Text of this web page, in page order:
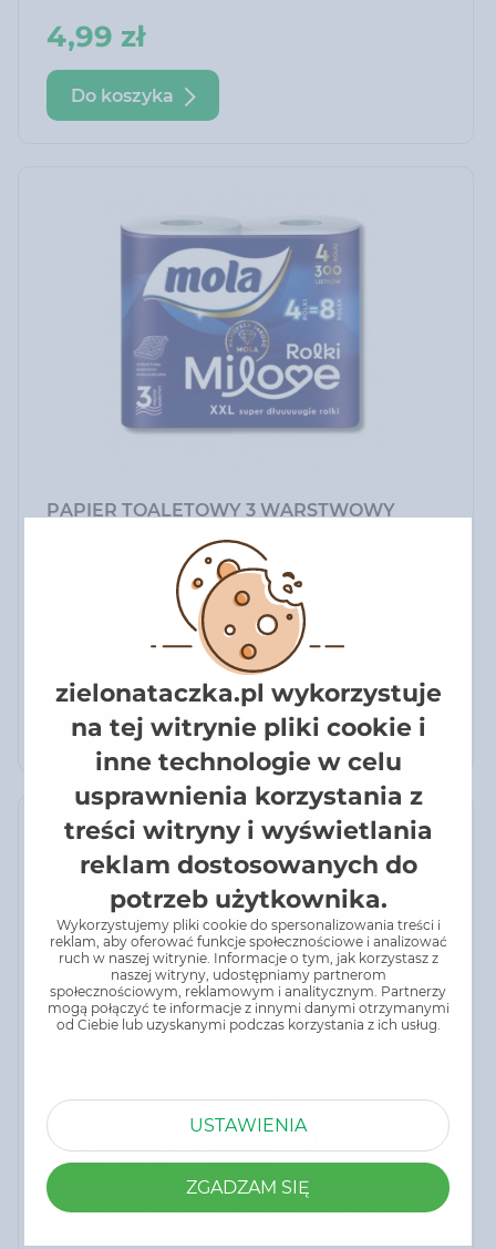
4,99 zł
Do koszyka
PAPIER TOALETOWY 3 WARSTWOWY
Papier toaletowy 3 warstwowy Mola Milove 4
sztuki (300 listków) to najwyższej jakości, 3-
warstwowy papier toaletowy z wyselekcjonowanej,
czystej celulozy. Każda z 4 rolek zawiera aż 300
listków dzięki czemu wystarcza na bardzo długo i
odpowiada opakowaniu 8 standardowych rolek.
Do koszyka
RĘCZNIK PAPIEROWY FOXY TORNADO 3-
WARSTWOWY (1 ROLKA)
Ręcznik papierowy Foxy Tornado 3-warstwowy (1
rolka) wyjątkową wytrzymałość, czyni go idealnym
zielonataczka.pl wykorzystuje
na tej witrynie pliki cookie i
inne technologie w celu
usprawnienia korzystania z
treści witryny i wyświetlania
reklam dostosowanych do
potrzeb użytkownika.
Wykorzystujemy pliki cookie do spersonalizowania treści i
reklam, aby oferować funkcje społecznościowe i analizować
ruch w naszej witrynie. Informacje o tym, jak korzystasz z
naszej witryny, udostępniamy partnerom
społecznościowym, reklamowym i analitycznym. Partnerzy
mogą połączyć te informacje z innymi danymi otrzymanymi
od Ciebie lub uzyskanymi podczas korzystania z ich usług.
USTAWIENIA
ZGADZAM SIĘ